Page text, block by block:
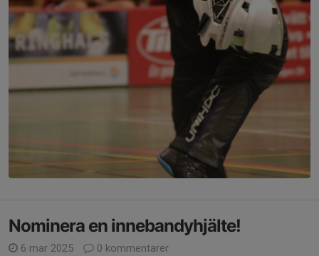
Nominera en innebandyhjälte!
6 mar 2025 0 kommentarer